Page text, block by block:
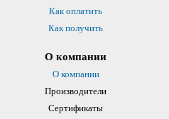
Как оплатить
Как получить
О компании
О компании
Производители
Сертификаты